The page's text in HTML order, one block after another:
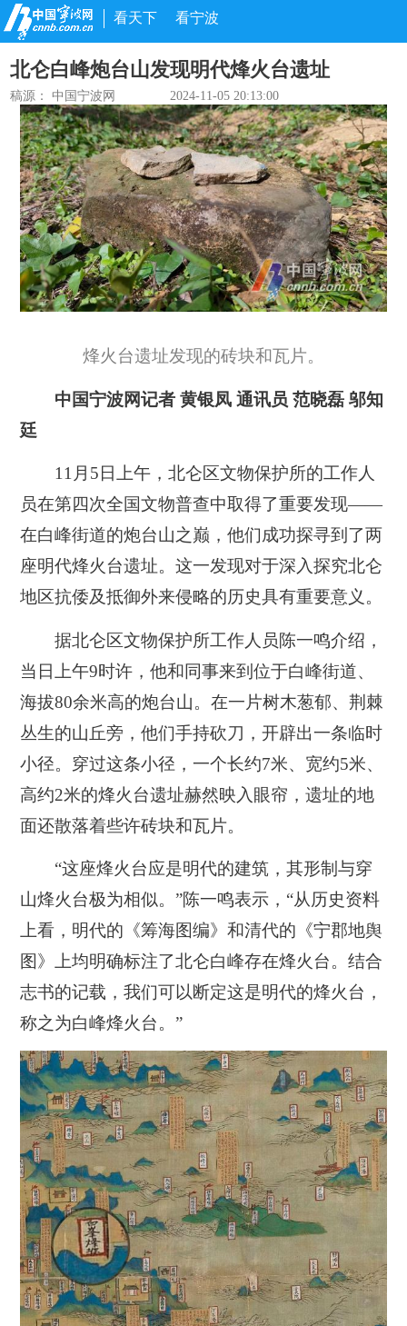
看天下 看宁波
北仑白峰炮台山发现明代烽火台遗址
稿源： 中国宁波网 2024-11-05 20:13:00
烽火台遗址发现的砖块和瓦片。
中国宁波网记者 黄银凤 通讯员 范晓磊 邬知
廷
11月5日上午，北仑区文物保护所的工作人
员在第四次全国文物普查中取得了重要发现——
在白峰街道的炮台山之巅，他们成功探寻到了两
座明代烽火台遗址。这一发现对于深入探究北仑
地区抗倭及抵御外来侵略的历史具有重要意义。
据北仑区文物保护所工作人员陈一鸣介绍，
当日上午9时许，他和同事来到位于白峰街道、
海拔80余米高的炮台山。在一片树木葱郁、荆棘
丛生的山丘旁，他们手持砍刀，开辟出一条临时
小径。穿过这条小径，一个长约7米、宽约5米、
高约2米的烽火台遗址赫然映入眼帘，遗址的地
面还散落着些许砖块和瓦片。
“这座烽火台应是明代的建筑，其形制与穿
山烽火台极为相似。”陈一鸣表示，“从历史资料
上看，明代的《筹海图编》和清代的《宁郡地舆
图》上均明确标注了北仑白峰存在烽火台。结合
志书的记载，我们可以断定这是明代的烽火台，
称之为白峰烽火台。”